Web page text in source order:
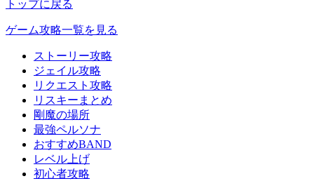
トップに戻る
ゲーム攻略一覧を見る
ストーリー攻略
ジェイル攻略
リクエスト攻略
リスキーまとめ
剛魔の場所
最強ペルソナ
おすすめBAND
レベル上げ
初心者攻略